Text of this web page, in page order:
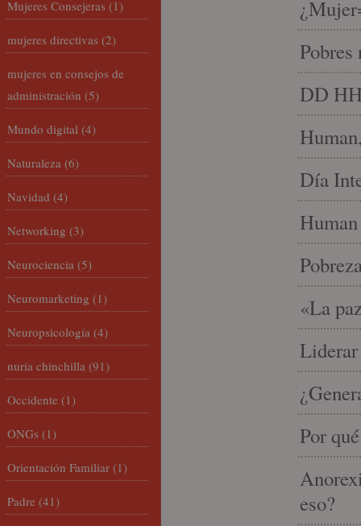
DD
Día
«La
Liderar
Por
eso?
Mujeres Consejeras (1)
mujeres directivas (2)
mujeres en consejos de
administración (5)
Mundo digital (4)
Naturaleza (6)
Navidad (4)
Networking (3)
Neurociencia (5)
Neuromarketing (1)
Neuropsicología (4)
nuria chinchilla (91)
Occidente (1)
ONGs (1)
Orientación Familiar (1)
Padre (41)